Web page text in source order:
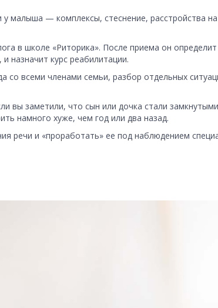
малыша — комплексы, стеснение, расстройства
в школе «Риторика». После приема он
назначит курс реабилитации.
со всеми членами семьи, разбор отдельных
вы заметили, что сын или дочка стали
намного хуже, чем год или два назад.
речи и «проработать» ее под наблюдением